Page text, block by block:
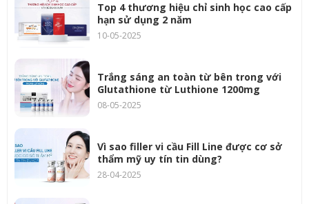
Top 4 thương hiệu chỉ sinh học cao cấp
hạn sử dụng 2 năm
10-05-2025
Trắng sáng an toàn từ bên trong với
Glutathione từ Luthione 1200mg
08-05-2025
Vì sao filler vi cầu Fill Line được cơ sở
thẩm mỹ uy tín tin dùng?
28-04-2025